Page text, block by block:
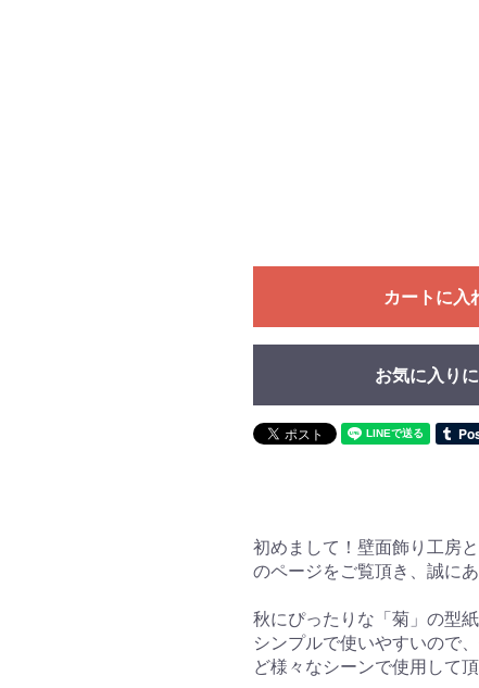
カートに入
お気に入り
初めまして！壁面飾り工房
のページをご覧頂き、誠に
秋にぴったりな「菊」の型紙
シンプルで使いやすいので
ど様々なシーンで使用して頂